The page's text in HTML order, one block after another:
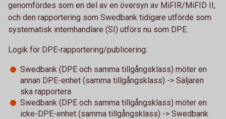
genomfördes som en del av en översyn av MiFIR/MiFID II,
och den rapportering som Swedbank tidigare utförde som
systematisk internhandlare (SI) utförs nu som DPE.
Logik för DPE-rapportering/publicering:
Swedbank (DPE och samma tillgångsklass) möter en
annan DPE-enhet (samma tillgångsklass) -> Säljaren
ska rapportera
Swedbank (DPE och samma tillgångsklass) möter en
icke-DPE-enhet (samma tillgångsklass) -> Swedbank